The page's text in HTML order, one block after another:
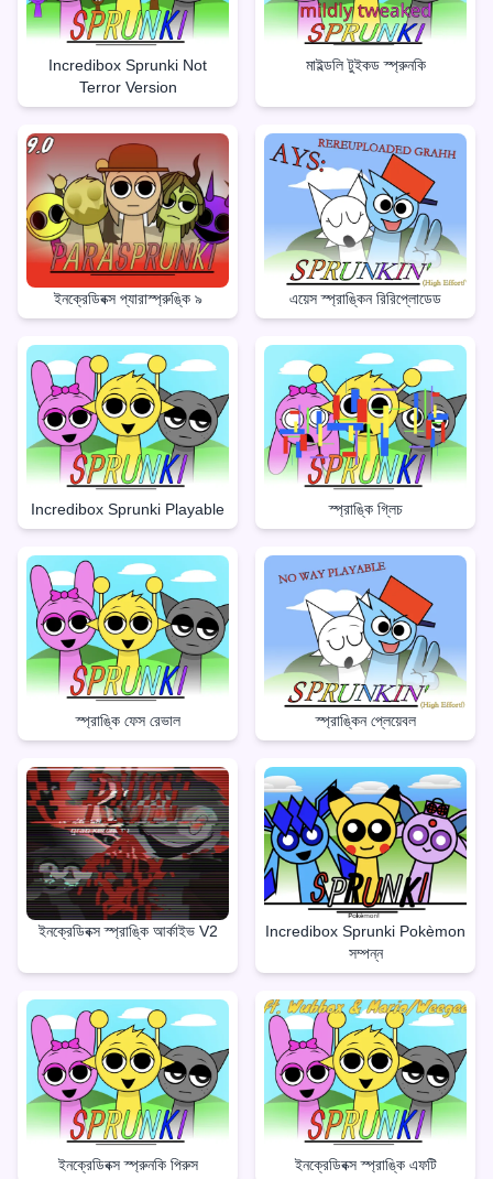
Incredibox Sprunki Not
Terror Version
মাইল্ডলি টুইকড স্প্রুনকি
ইনক্রেডিবক্স প্যারাস্প্রুঙ্কি ৯ এয়েস স্প্রাঙ্কিন রিরিপ্লোডেড
Incredibox Sprunki Playable স্প্রাঙ্কি গ্লিচ
স্প্রাঙ্কি ফেস রেভাল স্প্রাঙ্কিন প্লেয়েবল
ইনক্রেডিবক্স স্প্রাঙ্কি আর্কাইভ V2
Incredibox Sprunki Pokèmon
সম্পন্ন
ইনক্রেডিবক্স স্প্রুনকি পিরুস ইনক্রেডিবক্স স্প্রাঙ্কি এফটি